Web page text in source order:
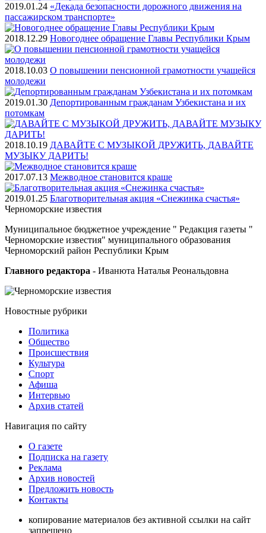
2019.01.24 «Декада безопасности дорожного движения на
пассажирском транспорте»
2018.12.29 Новогоднее обращение Главы Республики Крым
2018.10.03 О повышении пенсионной грамотности учащейся
молодежи
2019.01.30 Депортированным гражданам Узбекистана и их
потомкам
2018.10.19 ДАВАЙТЕ С МУЗЫКОЙ ДРУЖИТЬ, ДАВАЙТЕ
МУЗЫКУ ДАРИТЬ!
2017.07.13 Межводное становится краше
2019.01.25 Благотворительная акция «Снежинка счастья»
Черноморские известия
Муниципальное бюджетное учреждение " Редакция газеты "
Черноморские известия" муниципального образования
Черноморский район Республики Крым
Главного редактора - Иванюта Наталья Реональдовна
Новостные рубрики
Политика
Общество
Проиcшествия
Культура
Спорт
Афиша
Интервью
Архив статей
Навигация по сайту
О газете
Подписка на газету
Реклама
Архив новостей
Предложить новость
Контакты
копирование материалов без активной ссылки на сайт
запрещено